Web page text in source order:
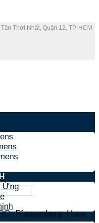
Thới Nhất, Quận 12, TP. HCM
,Pfannenberg,Hune,
Ứng